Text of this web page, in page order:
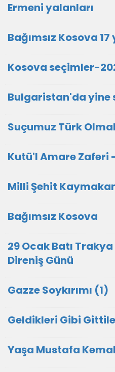
Ermeni yalanları
Bağımsız Kosova 17
Kosova seçimler-
Bulgaristan'da yine
Suçumuz Türk
Kutü'l Amare Zaferi
Milli Şehit
Bağımsız Kosova
29 Ocak Batı
Direniş Günü
Gazze Soykırımı (1)
Geldikleri Gibi
Yaşa Mustafa